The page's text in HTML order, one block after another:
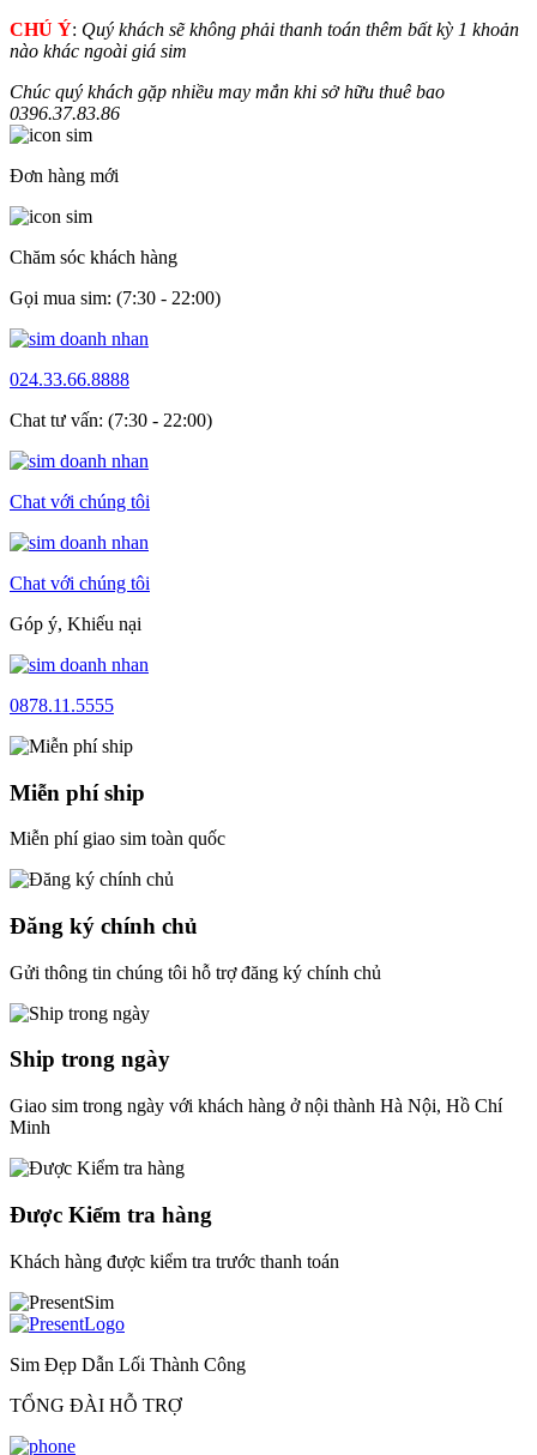
CHÚ Ý: Quý khách sẽ không phải thanh toán thêm bất kỳ 1 khoản
nào khác ngoài giá sim
Chúc quý khách gặp nhiều may mắn khi sở hữu thuê bao
0396.37.83.86
Đơn hàng mới
Chăm sóc khách hàng
Gọi mua sim: (7:30 - 22:00)
024.33.66.8888
Chat tư vấn: (7:30 - 22:00)
Chat với chúng tôi
Chat với chúng tôi
Góp ý, Khiếu nại
0878.11.5555
Miễn phí ship
Miễn phí giao sim toàn quốc
Đăng ký chính chủ
Gửi thông tin chúng tôi hỗ trợ đăng ký chính chủ
Ship trong ngày
Giao sim trong ngày với khách hàng ở nội thành Hà Nội, Hồ Chí
Minh
Được Kiểm tra hàng
Khách hàng được kiểm tra trước thanh toán
Sim Đẹp Dẫn Lối Thành Công
TỔNG ĐÀI HỖ TRỢ